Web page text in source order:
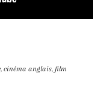
,cinéma anglais, film